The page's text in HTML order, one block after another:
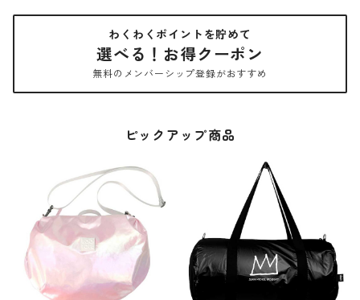
わくわくポイントを貯めて
選べる！お得クーポン
無料のメンバーシップ登録がおすすめ
ピックアップ商品